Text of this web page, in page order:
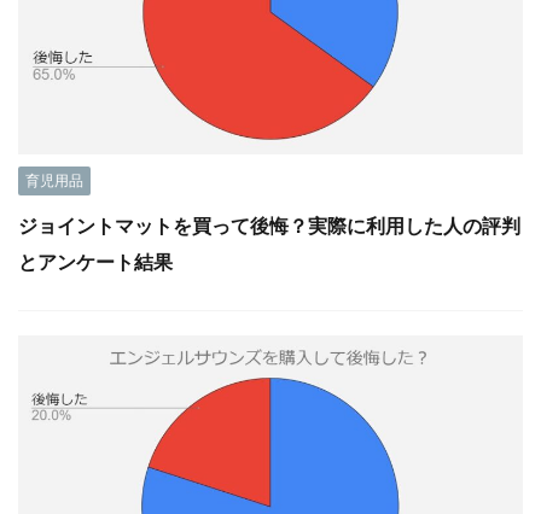
育児用品
ジョイントマットを買って後悔？実際に利用した人の評判
とアンケート結果